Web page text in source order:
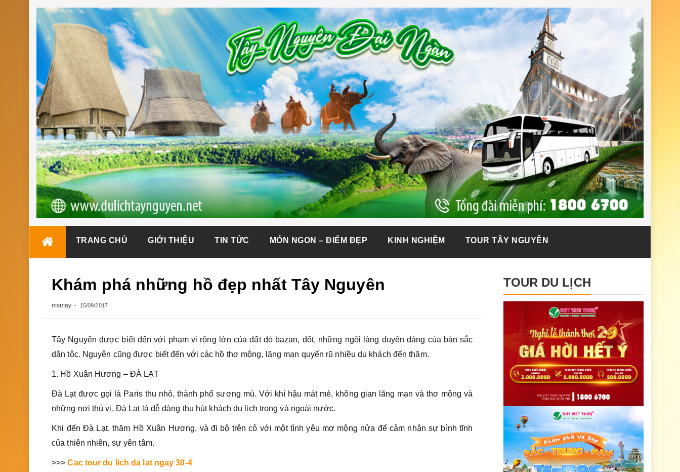
TRANG CHỦ GIỚI THIỆU TIN TỨC MÓN NGON – ĐIỂM ĐẸP KINH NGHIỆM TOUR TÂY NGUYÊN
Khám phá những hồ đẹp nhất Tây Nguyên
msmay 15/09/2017
Tây Nguyên được biết đến với phạm vi rộng lớn của đất đỏ bazan, đốt, những ngôi làng duyên dáng của bản sắc
dân tộc. Nguyên cũng được biết đến với các hồ thơ mộng, lãng mạn quyến rũ nhiều du khách đến thăm.
1. Hồ Xuân Hương – ĐÀ LẠT
Đà Lạt được gọi là Paris thu nhỏ, thành phố sương mù. Với khí hậu mát mẻ, không gian lãng mạn và thơ mộng và
những nơi thú vị, Đà Lạt là dễ dàng thu hút khách du lịch trong và ngoài nước.
Khi đến Đà Lạt, thăm Hồ Xuân Hương, và đi bộ trên cỏ với một tình yêu mơ mộng nửa để cảm nhận sự bình tĩnh
của thiên nhiên, sự yên tâm.
>>>Cac tour du lich da lat ngay 30-4
TOUR DU LỊCH